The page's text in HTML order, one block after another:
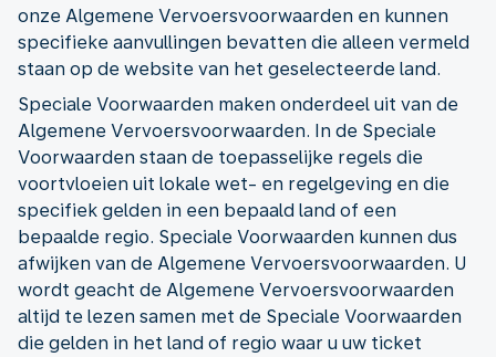
onze Algemene Vervoersvoorwaarden en kunnen
specifieke aanvullingen bevatten die alleen vermeld
staan op de website van het geselecteerde land.
Speciale Voorwaarden maken onderdeel uit van de
Algemene Vervoersvoorwaarden. In de Speciale
Voorwaarden staan de toepasselijke regels die
voortvloeien uit lokale wet- en regelgeving en die
specifiek gelden in een bepaald land of een
bepaalde regio. Speciale Voorwaarden kunnen dus
afwijken van de Algemene Vervoersvoorwaarden. U
wordt geacht de Algemene Vervoersvoorwaarden
altijd te lezen samen met de Speciale Voorwaarden
die gelden in het land of regio waar u uw ticket